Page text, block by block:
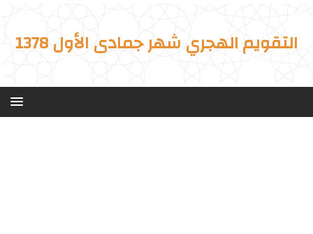
التقويم الهجري شهر جمادى الأول 1378